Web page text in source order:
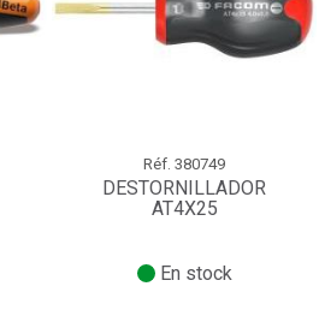
Réf. 380749
DESTORNILLADOR
AT4X25
En stock